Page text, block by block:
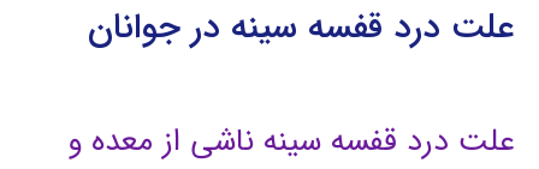
علت درد قفسه سینه در جوانان
علت درد قفسه سینه ناشی از معده و